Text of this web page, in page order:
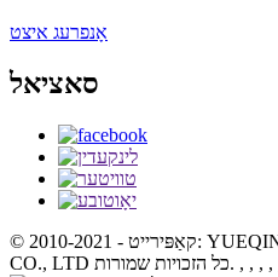
אָנפרעג איצט
סאציאל
© קאַפּירייט - 2010-2021: YUEQING KEXUN ELECTRONICS
CO., LTD כל הזכויות שמורות. , , , ,